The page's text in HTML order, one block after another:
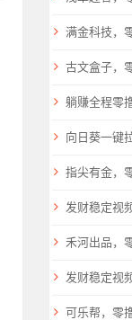
躺赚全程零
向日葵一键